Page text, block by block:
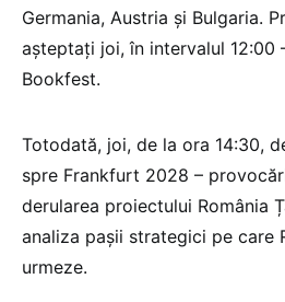
Germania, Austria și Bulgaria.
așteptați joi, în intervalul 12:00
Bookfest.
Totodată, joi, de la ora 14:30,
spre Frankfurt 2028 –
derularea proiectului România
analiza pașii strategici pe care
urmeze.